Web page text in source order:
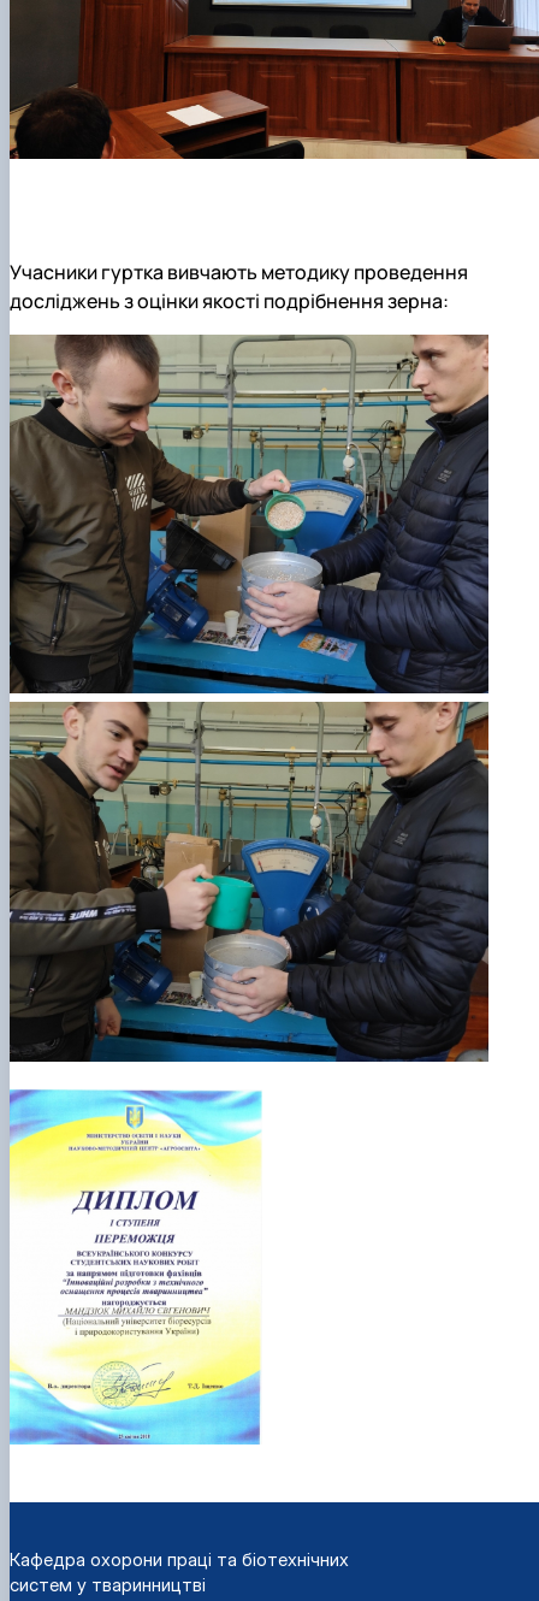
Учасники гуртка вивчають методику проведення
досліджень з оцінки якості подрібнення зерна:
Кафедра охорони праці та біотехнічних
систем у тваринництві